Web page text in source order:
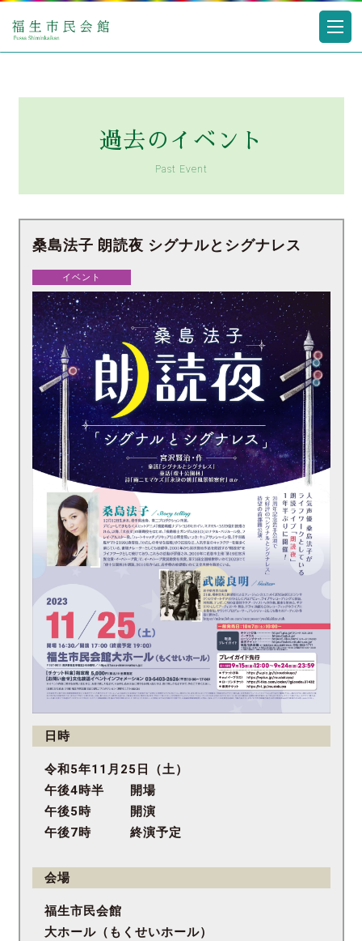
過去のイベント
Past Event
桑島法子 朗読夜 シグナルとシグナレス
イベント
日時
令和5年11月25日（土）
午後4時半 開場
午後5時 開演
午後7時 終演予定
会場
福生市民会館
大ホール（もくせいホール）